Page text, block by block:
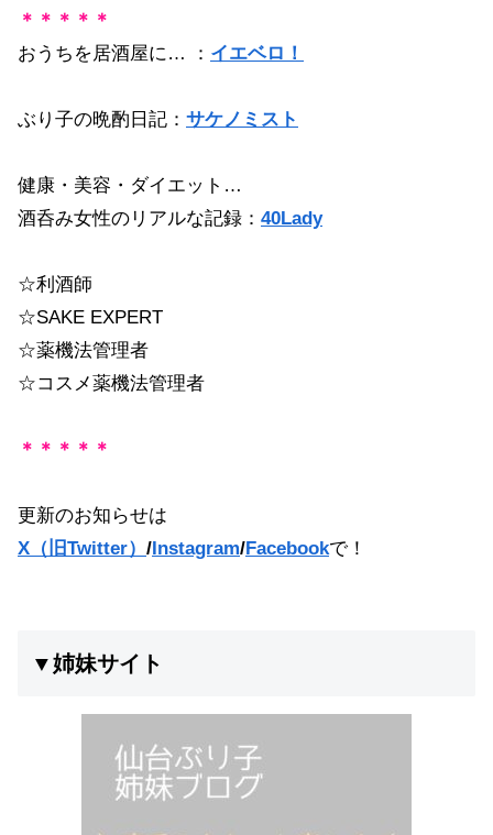
＊＊＊＊＊
おうちを居酒屋に… ： イエベロ！
ぶり子の晩酌日記： サケノミスト
健康・美容・ダイエット…
酒呑み女性のリアルな記録： 40Lady
☆利酒師
☆SAKE EXPERT
☆薬機法管理者
☆コスメ薬機法管理者
＊＊＊＊＊
更新のお知らせは
X（旧Twitter） /Instagram/Facebookで！
▼姉妹サイト